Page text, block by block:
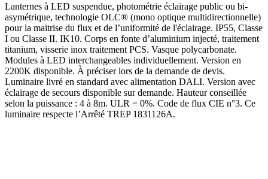
Lanternes à LED suspendue, photométrie éclairage public ou bi-
asymétrique, technologie OLC® (mono optique multidirectionnelle)
pour la maitrise du flux et de l’uniformité de l'éclairage. IP55, Classe
I ou Classe II. IK10. Corps en fonte d’aluminium injecté, traitement
titanium, visserie inox traitement PCS. Vasque polycarbonate.
Modules à LED interchangeables individuellement. Version en
2200K disponible. À préciser lors de la demande de devis.
Luminaire livré en standard avec alimentation DALI. Version avec
éclairage de secours disponible sur demande. Hauteur conseillée
selon la puissance : 4 à 8m. ULR = 0%. Code de flux CIE n°3. Ce
luminaire respecte l’Arrêté TREP 1831126A.